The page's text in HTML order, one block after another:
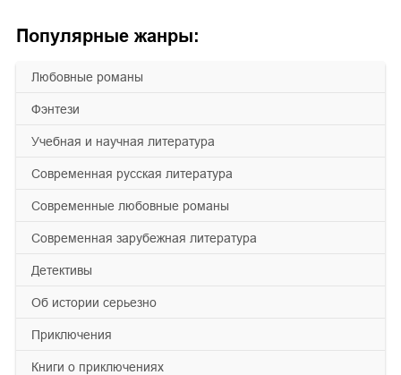
Популярные жанры:
любовные романы
фэнтези
учебная и научная литература
современная русская литература
современные любовные романы
современная зарубежная литература
детективы
об истории серьезно
приключения
книги о приключениях